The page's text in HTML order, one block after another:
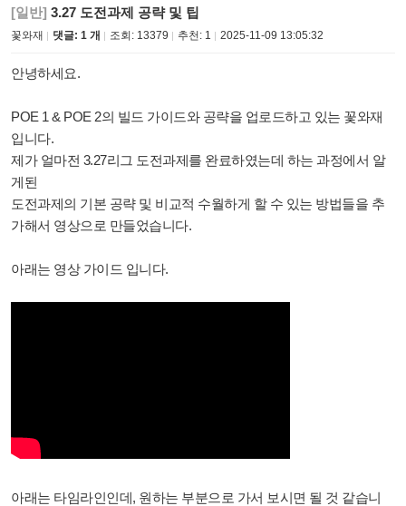
[일반] 3.27 도전과제 공략 및 팁
꽃와재 댓글: 1 개 조회: 13379 추천: 1 2025-11-09 13:05:32
안녕하세요.
POE 1 & POE 2의 빌드 가이드와 공략을 업로드하고 있는 꽃와재
입니다.
​제가 얼마전 3.27리그 도전과제를 완료하였는데 하는 과정에서 알
게된
도전과제의 기본 공략 및 비교적 수월하게 할 수 있는 방법들을 추
가해서 영상으로 만들었습니다.
아래는 영상 가이드 입니다.
아래는 타임라인인데, 원하는 부분으로 가서 보시면 될 것 같습니